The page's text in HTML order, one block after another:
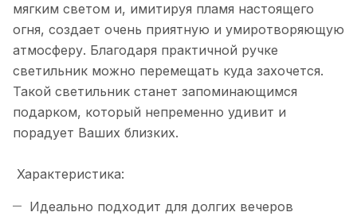
мягким светом и, имитируя пламя настоящего
огня, создает очень приятную и умиротворяющую
атмосферу. Благодаря практичной ручке
светильник можно перемещать куда захочется.
Такой светильник станет запоминающимся
подарком, который непременно удивит и
порадует Ваших близких.
Характеристика:
Идеально подходит для долгих вечеров